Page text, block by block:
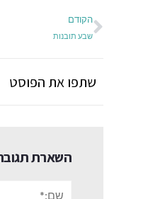
הקודם
שבע תובנות
שתפו את הפוסט
השארת